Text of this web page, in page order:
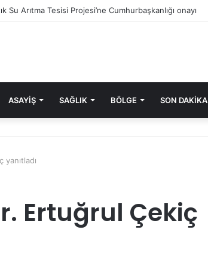
Su Arıtma Tesisi Projesi’ne Cumhurbaşkanlığı onayı
ASAYIŞ SAĞLIK BÖLGE SON DAKIKA
yanıtladı
Ertuğrul Çekiç